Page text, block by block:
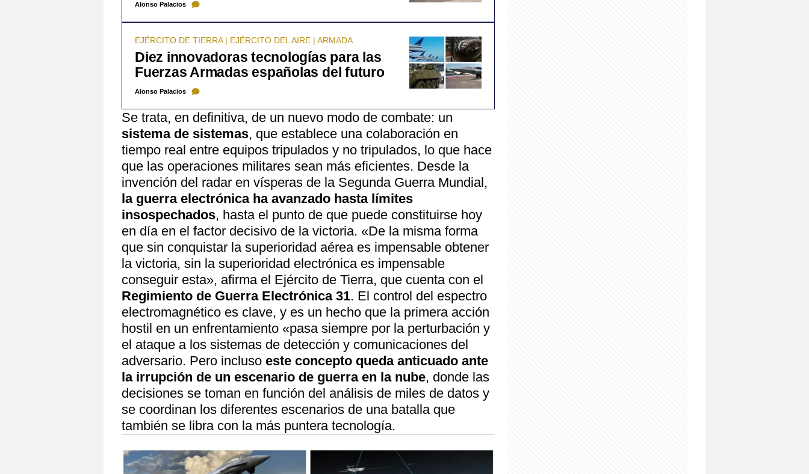
Alonso Palacios
EJÉRCITO DE TIERRA | EJÉRCITO DEL AIRE | ARMADA
Diez innovadoras tecnologías para las
Fuerzas Armadas españolas del futuro
Alonso Palacios
Se trata, en definitiva, de un nuevo modo de combate: un
sistema de sistemas, que establece una colaboración en
tiempo real entre equipos tripulados y no tripulados, lo que hace
que las operaciones militares sean más eficientes. Desde la
invención del radar en vísperas de la Segunda Guerra Mundial,
la guerra electrónica ha avanzado hasta límites
insospechados, hasta el punto de que puede constituirse hoy
en día en el factor decisivo de la victoria. «De la misma forma
que sin conquistar la superioridad aérea es impensable obtener
la victoria, sin la superioridad electrónica es impensable
conseguir esta», afirma el Ejército de Tierra, que cuenta con el
Regimiento de Guerra Electrónica 31. El control del espectro
electromagnético es clave, y es un hecho que la primera acción
hostil en un enfrentamiento «pasa siempre por la perturbación y
el ataque a los sistemas de detección y comunicaciones del
adversario. Pero incluso este concepto queda anticuado ante
la irrupción de un escenario de guerra en la nube, donde las
decisiones se toman en función del análisis de miles de datos y
se coordinan los diferentes escenarios de una batalla que
también se libra con la más puntera tecnología.